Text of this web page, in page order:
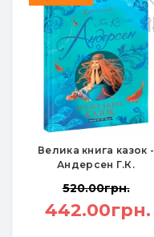
Велика книга казок -
Андерсен Г.К.
520.00грн.
442.00грн.